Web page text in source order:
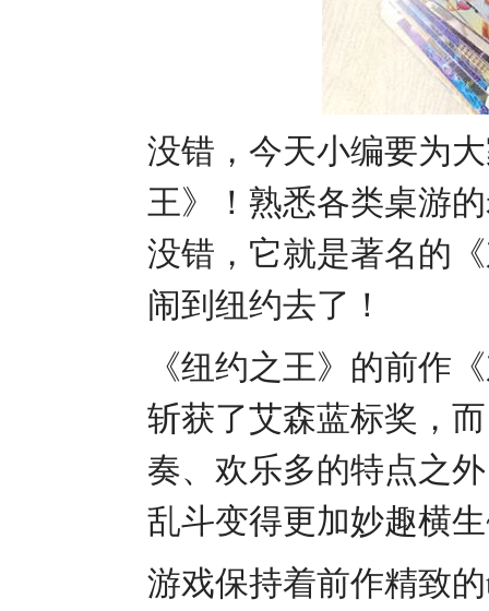
没错，今天小编要为
王》！熟悉各类桌游
没错，它就是著名的
闹到纽约去了！
《纽约之王》的前作
斩获了艾森蓝标奖，
奏、欢乐多的特点之
乱斗变得更加妙趣横
游戏保持着前作精致